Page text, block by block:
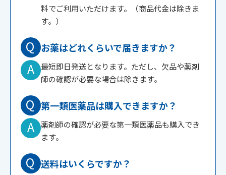
料でご利用いただけます。（商品代金は除きま
す。）
Q お薬はどれくらいで届きますか？
A
最短即日発送となります。ただし、欠品や薬剤
師の確認が必要な場合は除きます。
Q 第一類医薬品は購入できますか？
A
薬剤師の確認が必要な第一類医薬品も購入でき
ます。
Q 送料はいくらですか？